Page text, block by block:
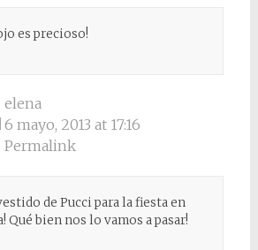
es precioso!
elena
6 mayo, 2013 at 17:16
Permalink
de Pucci para la fiesta en
Qué bien nos lo vamos a pasar!